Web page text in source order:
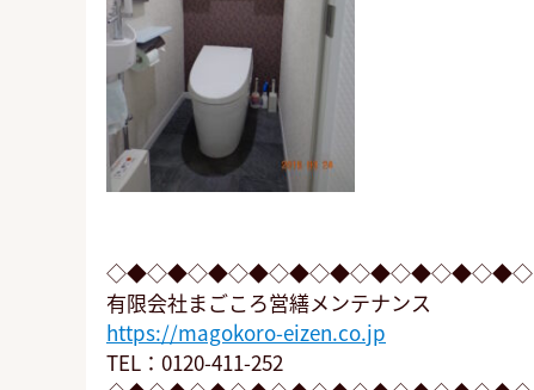
◇◆◇◆◇◆◇◆◇◆◇◆◇◆◇◆◇◆◇◆◇
有限会社まごころ営繕メンテナンス
https://magokoro-eizen.co.jp
TEL：0120-411-252